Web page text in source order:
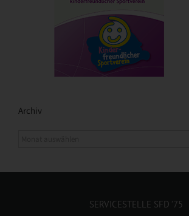
Archiv
SERVICESTELLE SFD ’75